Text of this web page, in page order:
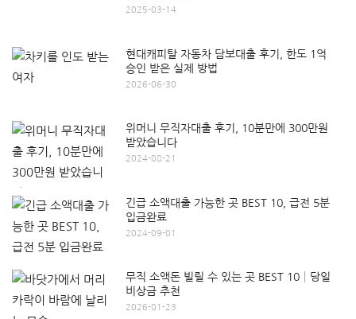
2025-03-14
현대캐피탈 자동차 담보대출 후기, 한도 1억
승인 받은 실제 방법
2026-06-30
위머니 무직자대출 후기, 10분만에 300만원
받았습니다
2024-08-21
긴급 소액대출 가능한 곳 BEST 10, 급전 5분
입금완료
2024-09-01
무직 소액돈 빌릴 수 있는 곳 BEST 10│당일
비상금 추천
2026-01-23